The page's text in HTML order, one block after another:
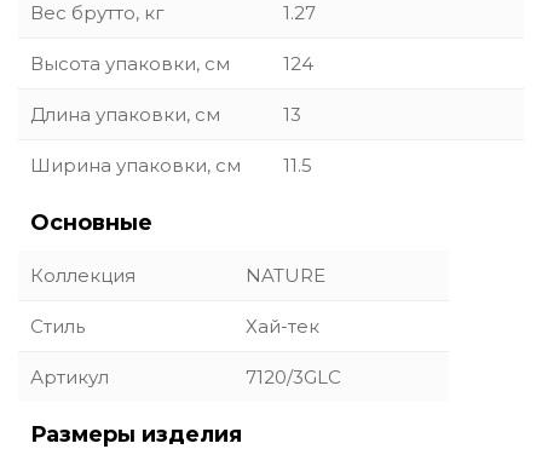
Вес брутто, кг 1.27
Высота упаковки, см 124
Длина упаковки, см 13
Ширина упаковки, см 11.5
Основные
Коллекция NATURE
Стиль Хай-тек
Артикул 7120/3GLC
Размеры изделия